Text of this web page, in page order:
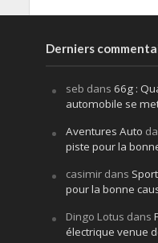
Derniers
seb dans 66g :
automobile se
Aventures Auto
piste pour la
casimirdans
pour la bonne
Dingo Lotus dans
électrique venue